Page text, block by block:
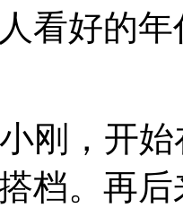
看好的
，开始
档。再